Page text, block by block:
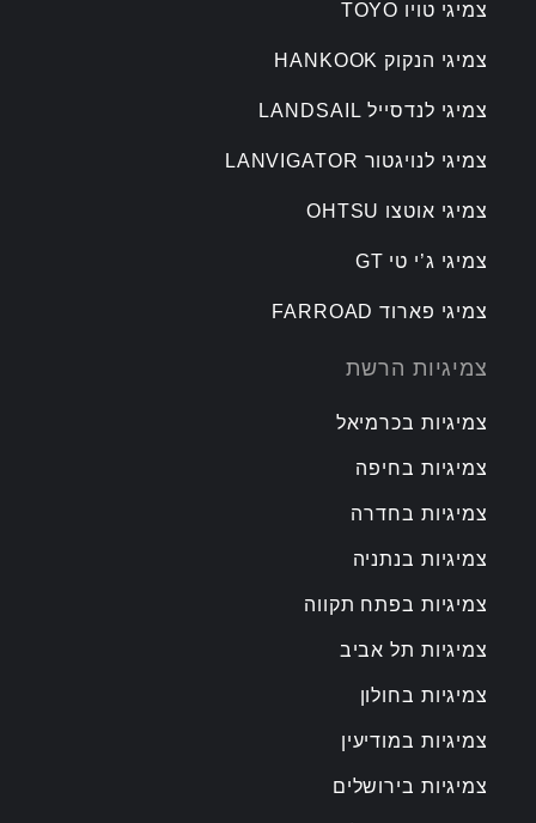
צמיגי טויו TOYO
צמיגי הנקוק HANKOOK
צמיגי לנדסייל LANDSAIL
צמיגי לנויגטור LANVIGATOR
צמיגי אוטצו OHTSU
צמיגי ג’י טי GT
צמיגי פארוד FARROAD
צמיגיות הרשת
צמיגיות בכרמיאל
צמיגיות בחיפה
צמיגיות בחדרה
צמיגיות בנתניה
צמיגיות בפתח תקווה
צמיגיות תל אביב
צמיגיות בחולון
צמיגיות במודיעין
צמיגיות בירושלים